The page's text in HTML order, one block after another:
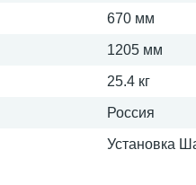
670 мм
1205 мм
25.4 кг
Россия
Установка